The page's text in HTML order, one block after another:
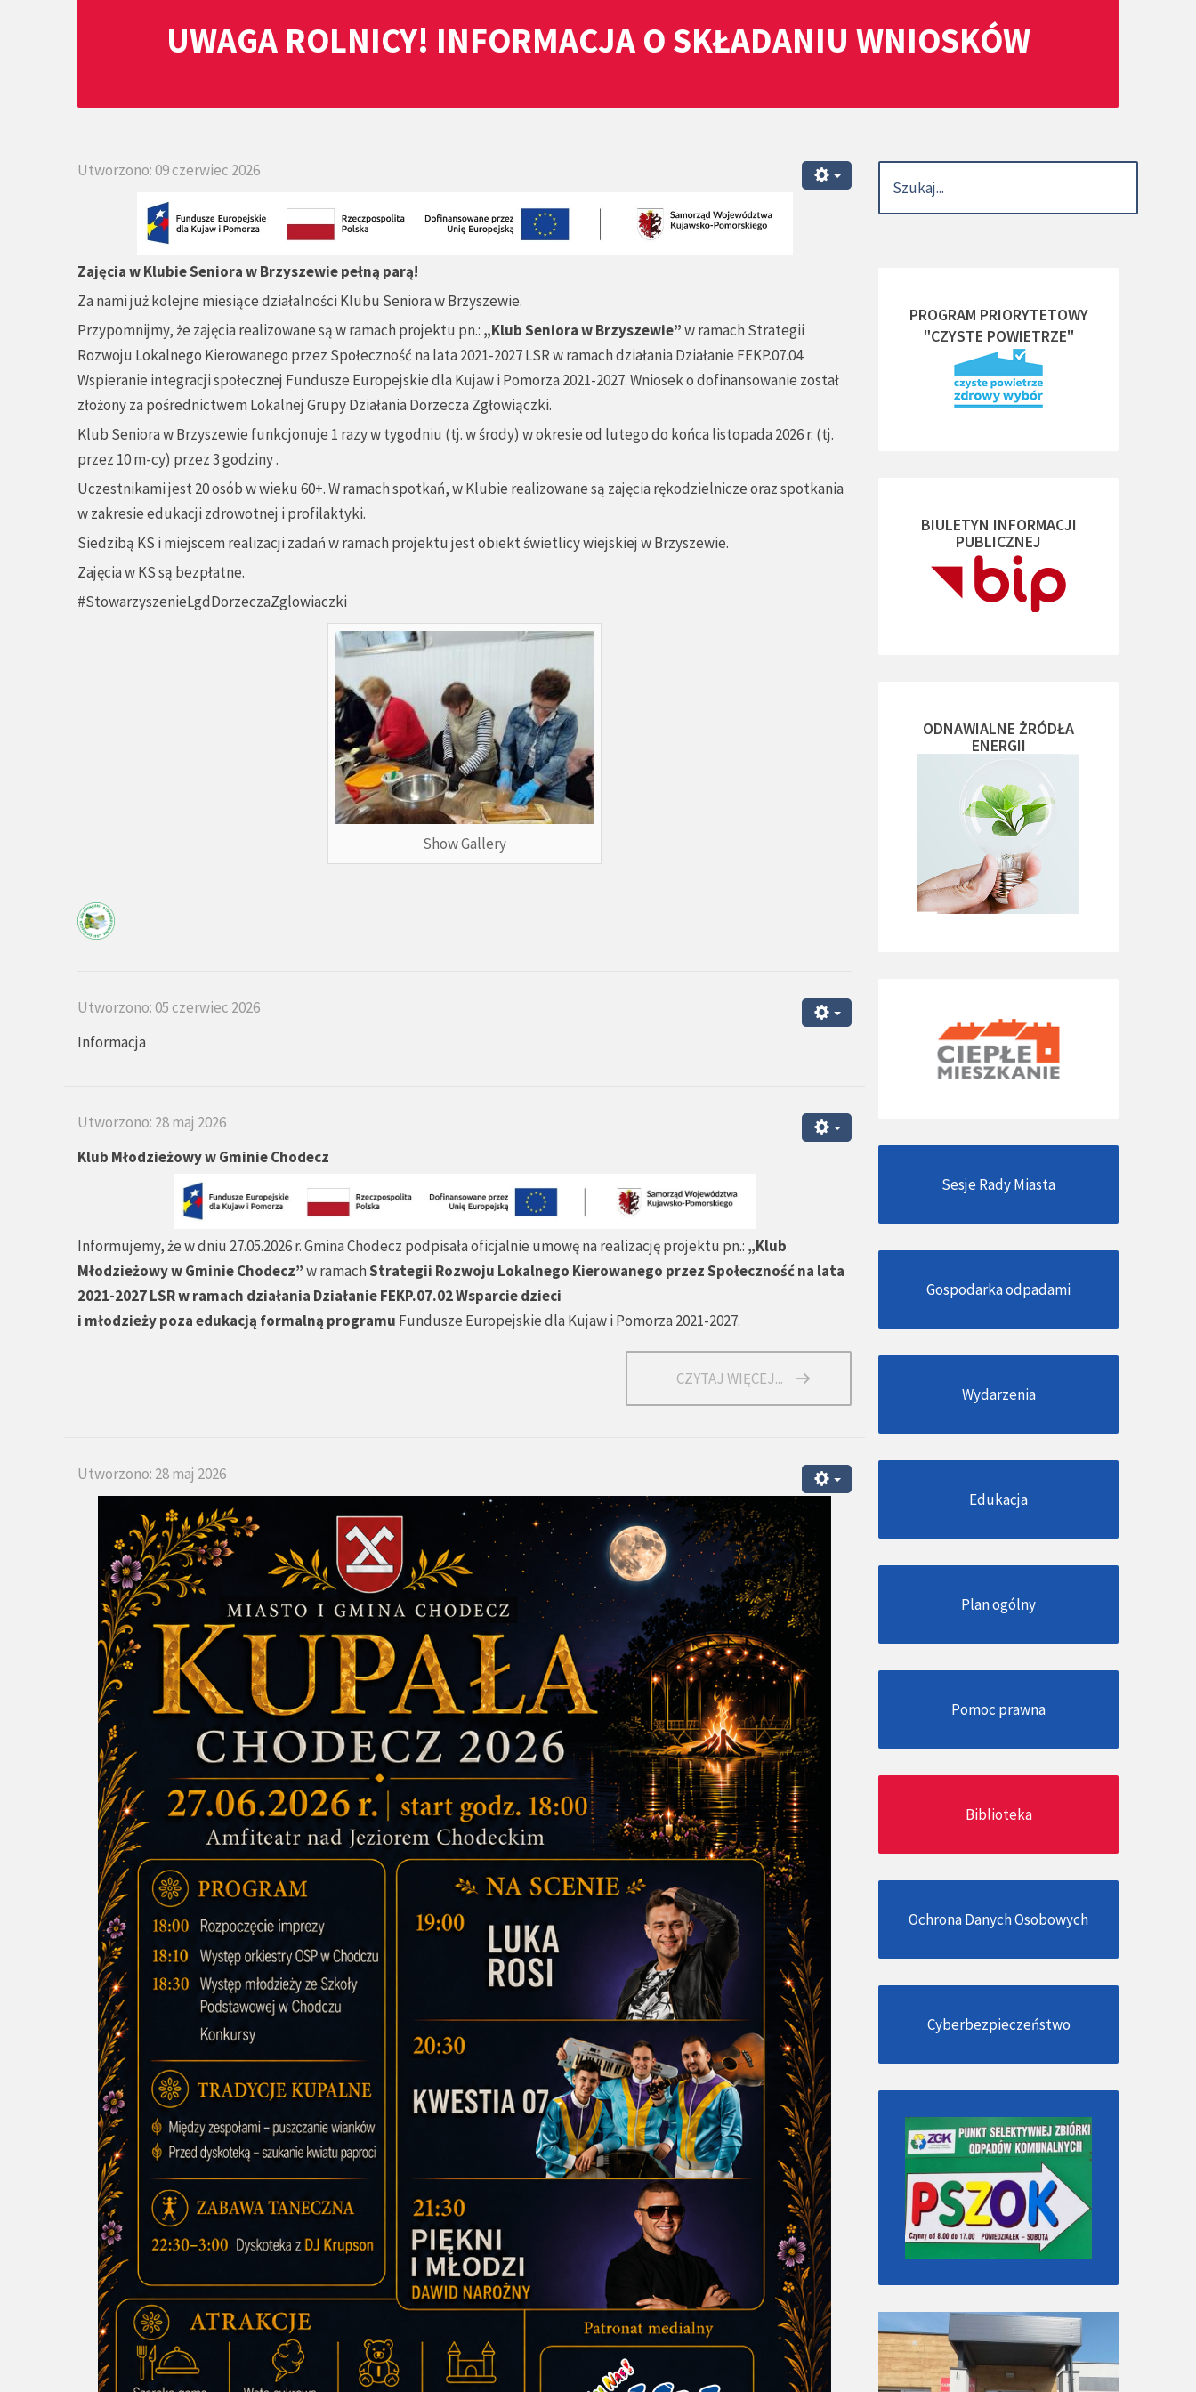
UWAGA ROLNICY! INFORMACJA O SKŁADANIU WNIOSKÓW
Utworzono: 09 czerwiec 2026
Zajęcia w Klubie Seniora w Brzyszewie pełną parą!
Za nami już kolejne miesiące działalności Klubu Seniora w Brzyszewie.
Przypomnijmy, że zajęcia realizowane są w ramach projektu pn.: „Klub Seniora w Brzyszewie”w ramach Strategii
Rozwoju Lokalnego Kierowanego przez Społeczność na lata 2021-2027 LSR w ramach działania Działanie FEKP.07.04
Wspieranie integracji społecznej Fundusze Europejskie dla Kujaw i Pomorza 2021-2027. Wniosek o dofinansowanie został
złożony za pośrednictwem Lokalnej Grupy Działania Dorzecza Zgłowiączki.
Klub Seniora w Brzyszewie funkcjonuje 1 razy w tygodniu (tj. w środy) w okresie od lutego do końca listopada 2026 r. (tj.
przez 10 m-cy) przez 3 godziny .
Uczestnikami jest 20 osób w wieku 60+. W ramach spotkań, w Klubie realizowane są zajęcia rękodzielnicze oraz spotkania
w zakresie edukacji zdrowotnej i profilaktyki.
Siedzibą KS i miejscem realizacji zadań w ramach projektu jest obiekt świetlicy wiejskiej w Brzyszewie.
Zajęcia w KS są bezpłatne.
#StowarzyszenieLgdDorzeczaZglowiaczki
Show Gallery
Utworzono: 05 czerwiec 2026
Informacja
Utworzono: 28 maj 2026
Klub Młodzieżowy w Gminie Chodecz
Informujemy, że w dniu 27.05.2026 r. Gmina Chodecz podpisała oficjalnie umowę na realizację projektu pn.: „Klub
Młodzieżowy w Gminie Chodecz”w ramachStrategii Rozwoju Lokalnego Kierowanego przez Społeczność na lata
2021-2027 LSR w ramach działania Działanie FEKP.07.02 Wsparcie dzieci
i młodzieży poza edukacją formalną programu Fundusze Europejskie dla Kujaw i Pomorza 2021-2027.
CZYTAJ WIĘCEJ...
Utworzono: 28 maj 2026
PROGRAM PRIORYTETOWY
"CZYSTE POWIETRZE"
BIULETYN INFORMACJI
PUBLICZNEJ
ODNAWIALNE ŻRÓDŁA
ENERGII
Sesje Rady Miasta
Gospodarka odpadami
Wydarzenia
Edukacja
Plan ogólny
Pomoc prawna
Biblioteka
Ochrona Danych Osobowych
Cyberbezpieczeństwo